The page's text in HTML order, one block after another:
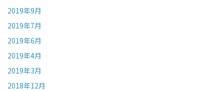
2019年9月
2019年7月
2019年6月
2019年4月
2019年3月
2018年12月